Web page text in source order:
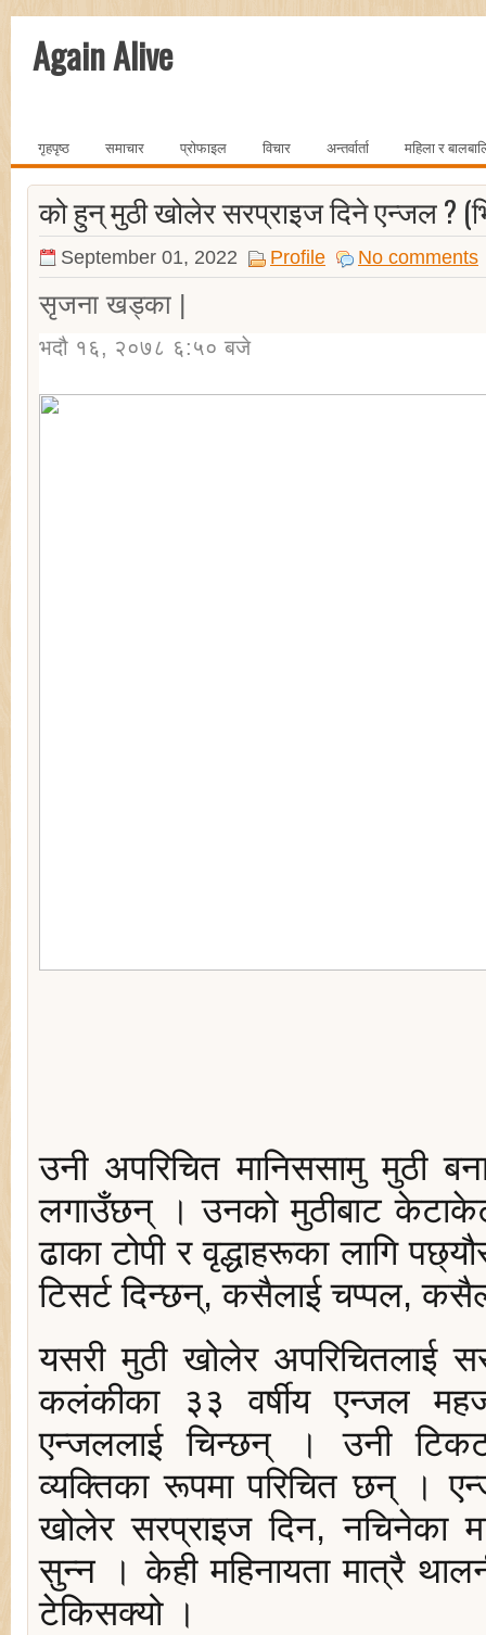
Again Alive
गृहपृष्ठ समाचार प्रोफाइल विचार अन्तर्वार्ता महिला र
को हुन् मुठी खोलेर सरप्राइज दिने एन्जल ?
September 01, 2022 Profile No comments
सृजना खड्का |
भदौ १६, २०७८ ६:५० बजे
उनी अपरिचित मानिससामु मुठी
लगाउँछन् । उनको मुठीबाट
ढाका टोपी र वृद्धाहरूका लागि
टिसर्ट दिन्छन्, कसैलाई चप्पल,
यसरी मुठी खोलेर अपरिचितलाई
कलंकीका ३३ वर्षीय एन्जल
एन्जललाई चिन्छन् । उनी
व्यक्तिका रूपमा परिचित छन् ।
खोलेर सरप्राइज दिन, नचिनेका
सुन्‍न । केही महिनायता मात्रै
टेकिसक्यो ।